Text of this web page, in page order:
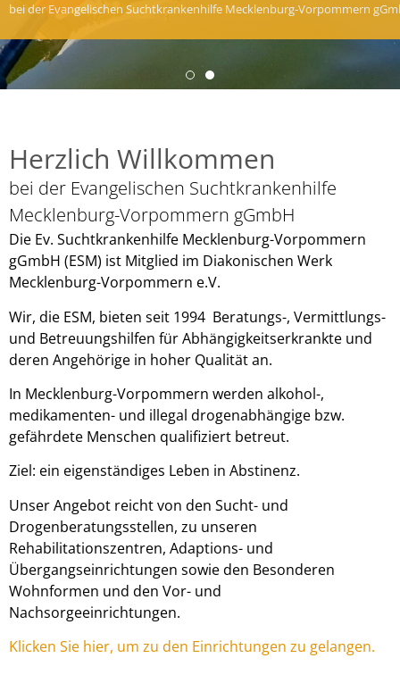
ihren Sitz in Schwerin unter dem Dach des Diakonischen Werkes
bei der Evangelischen Suchtkrankenhilfe Mecklenburg-Vorpommern
Herzlich Willkommen
bei der Evangelischen Suchtkrankenhilfe
Mecklenburg-Vorpommern gGmbH
Die Ev. Suchtkrankenhilfe Mecklenburg-Vorpommern
gGmbH (ESM) ist Mitglied im Diakonischen Werk
Mecklenburg-Vorpommern e.V.
Wir, die ESM, bieten seit 1994 Beratungs-, Vermittlungs-
und Betreuungshilfen für Abhängigkeitserkrankte und
deren Angehörige in hoher Qualität an.
In Mecklenburg-Vorpommern werden alkohol-,
medikamenten- und illegal drogenabhängige bzw.
gefährdete Menschen qualifiziert betreut.
Ziel: ein eigenständiges Leben in Abstinenz.
Unser Angebot reicht von den Sucht- und
Drogenberatungsstellen, zu unseren
Rehabilitationszentren, Adaptions- und
Übergangseinrichtungen sowie den Besonderen
Wohnformen und den Vor- und
Nachsorgeeinrichtungen.
Klicken Sie hier, um zu den Einrichtungen zu gelangen.